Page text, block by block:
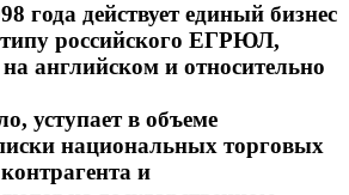
года действует единый бизнес
типу российского ЕГРЮЛ,
английском и относительно
уступает в объеме
национальных торговых
и